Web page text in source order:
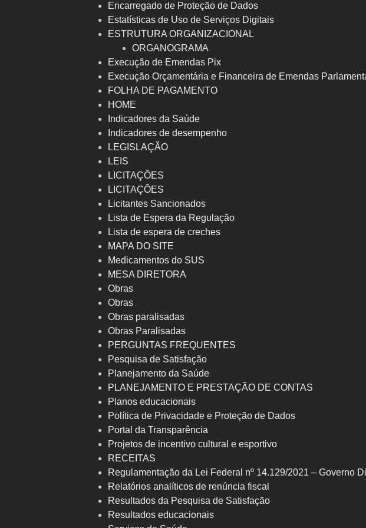
Encarregado de Proteção de Dados
Estatísticas de Uso de Serviços Digitais
ESTRUTURA ORGANIZACIONAL
ORGANOGRAMA
Execução de Emendas Pix
Execução Orçamentária e Financeira de Emendas
FOLHA DE PAGAMENTO
HOME
Indicadores da Saúde
Indicadores de desempenho
LEGISLAÇÃO
LEIS
LICITAÇÕES
LICITAÇÕES
Licitantes Sancionados
Lista de Espera da Regulação
Lista de espera de creches
MAPA DO SITE
Medicamentos do SUS
MESA DIRETORA
Obras
Obras
Obras paralisadas
Obras Paralisadas
PERGUNTAS FREQUENTES
Pesquisa de Satisfação
Planejamento da Saúde
PLANEJAMENTO E PRESTAÇÃO DE CONTAS
Planos educacionais
Política de Privacidade e Proteção de Dados
Portal da Transparência
Projetos de incentivo cultural e esportivo
RECEITAS
Regulamentação da Lei Federal nº 14.129/2021 – Governo
Relatórios analíticos de renúncia fiscal
Resultados da Pesquisa de Satisfação
Resultados educacionais